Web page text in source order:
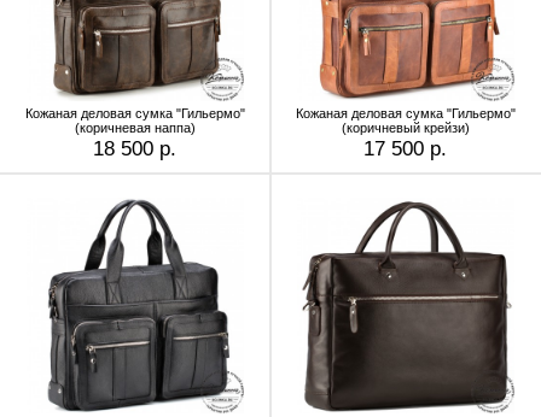
Кожаная деловая сумка "Гильермо"
(коричневая наппа)
18 500 р.
Кожаная деловая сумка "Гильермо"
(коричневый крейзи)
17 500 р.